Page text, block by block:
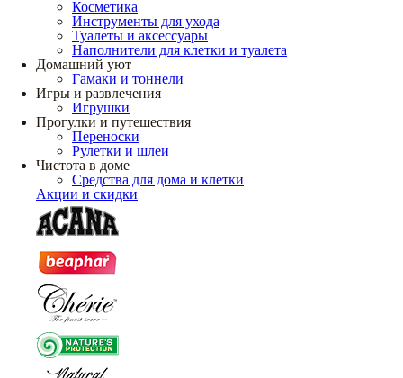
Косметика
Инструменты для ухода
Туалеты и аксессуары
Наполнители для клетки и туалета
Домашний уют
Гамаки и тоннели
Игры и развлечения
Игрушки
Прогулки и путешествия
Переноски
Рулетки и шлеи
Чистота в доме
Средства для дома и клетки
Акции и скидки